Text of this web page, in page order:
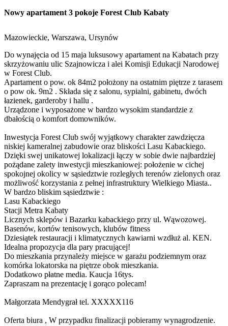
Nowy apartament 3 pokoje Forest Club Kabaty
Mazowieckie, Warszawa, Ursynów
Do wynajęcia od 15 maja luksusowy apartament na Kabatach przy
skrzyżowaniu ulic Szajnowicza i alei Komisji Edukacji Narodowej
w Forest Club.
Apartament o pow. ok 84m2 położony na ostatnim piętrze z tarasem
o pow ok. 9m2 . Składa się z salonu, sypialni, gabinetu, dwóch
łazienek, garderoby i hallu .
Urządzone i wyposażone w bardzo wysokim standardzie z
dbałością o komfort domowników.
Inwestycja Forest Club swój wyjątkowy charakter zawdzięcza
niskiej kameralnej zabudowie oraz bliskości Lasu Kabackiego.
Dzięki swej unikatowej lokalizacji łączy w sobie dwie najbardziej
pożądane zalety inwestycji mieszkaniowej: położenie w cichej
spokojnej okolicy w sąsiedztwie rozległych terenów zielonych oraz
możliwość korzystania z pełnej infrastruktury Wielkiego Miasta..
W bardzo bliskim sąsiedztwie :
Lasu Kabackiego
Stacji Metra Kabaty
Licznych sklepów i Bazarku kabackiego przy ul. Wąwozowej.
Basenów, kortów tenisowych, klubów fitness
Dziesiątek restauracji i klimatycznych kawiarni wzdłuż al. KEN.
Idealna propozycja dla pary pracującej!
Do mieszkania przynależy miejsce w garażu podziemnym oraz
komórka lokatorska na piętrze obok mieszkania.
Dodatkowo płatne media. Kaucja 16tys.
Zapraszam na prezentację i gorąco polecam!
Małgorzata Mendygrał tel. XXXXX116
Oferta biura , W przypadku finalizacji pobieramy wynagrodzenie.